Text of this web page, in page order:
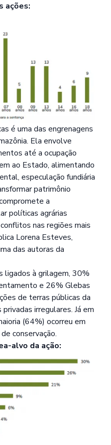
ações:
é uma das engrenagens
Ela envolve
até a ocupação
ao Estado, alimentando
especulação fundiária
patrimônio
a
políticas agrárias
nas regiões mais
Lorena Esteves,
das autoras da
ligados à grilagem, 30%
e 26% Glebas
de terras públicas da
irregulares. Já em
(64%) ocorreu em
conservação.
alvo da ação: